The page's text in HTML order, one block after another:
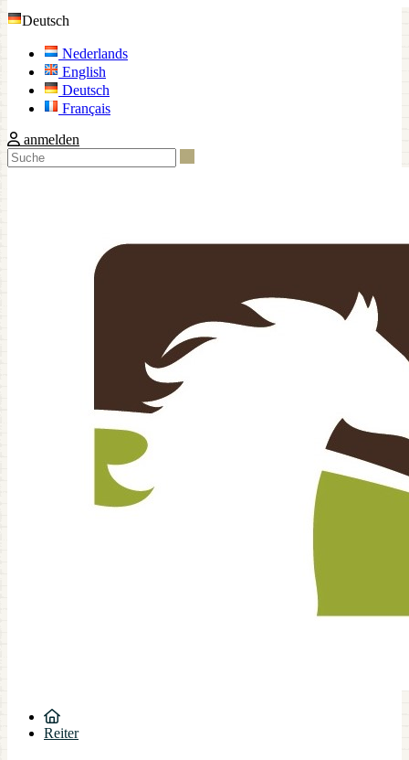
Deutsch
Nederlands
English
Deutsch
Français
anmelden
Reiter